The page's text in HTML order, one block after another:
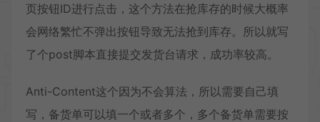
页按钮ID进行点击，这个方法在抢库存的时候大概率
会网络繁忙不弹出按钮导致无法抢到库存。所以就写
了个post脚本直接提交发货台请求，成功率较高。
Anti-Content这个因为不会算法，所以需要自己填
写，备货单可以填一个或者多个，多个备货单需要按